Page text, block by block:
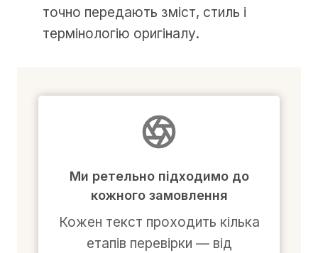
точно передають зміст, стиль і
термінологію оригіналу.
Ми ретельно підходимо до
кожного замовлення
Кожен текст проходить кілька
етапів перевірки — від